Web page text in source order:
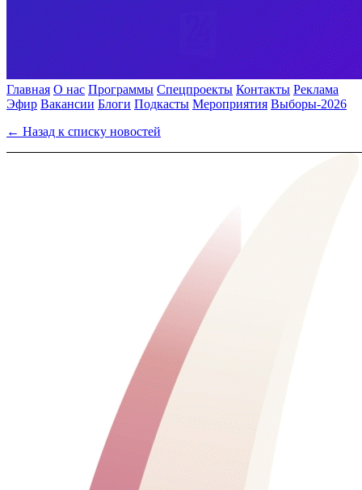
Главная О нас Программы Спецпроекты Контакты Реклама
Эфир Вакансии Блоги Подкасты Мероприятия Выборы-2026
← Назад к списку новостей